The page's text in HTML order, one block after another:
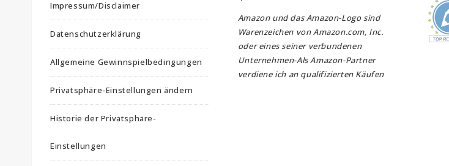
Impressum/Disclaimer
Datenschutzerklärung
Allgemeine Gewinnspielbedingungen
Privatsphäre-Einstellungen ändern
Historie der Privatsphäre-
Einstellungen
Amazon und das Amazon-Logo sind
Warenzeichen von Amazon.com, Inc.
oder eines seiner verbundenen
Unternehmen-Als Amazon-Partner
verdiene ich an qualifizierten Käufen